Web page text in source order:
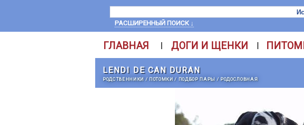
РАСШИРЕННЫЙ ПОИСК ↓
ГЛАВНАЯ | ДОГИ И ЩЕНКИ |
LENDI DE CAN DURAN
РОДСТВЕННИКИ / ПОТОМКИ/ ПОДБОР ПАРЫ / РОДОСЛОВНАЯ